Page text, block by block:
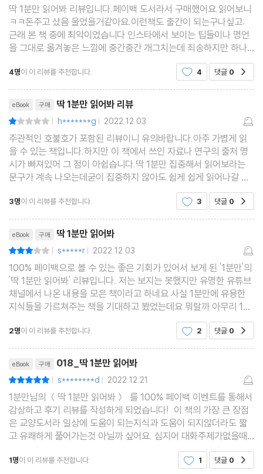
2장 딱 1분만 뺏는다
운동선수가 경기 도중 화장실이 급하면 어떡할까?
노래방 점수의 비밀
대통령 월급은 얼마일까?
청소년이 돌기형 콘돔을 사지 못하는 이유
중국인들은 왜 다 자기 거라고 우길까?
시식코너가 특별히 맛있는 이유
선생님은 방학 때 뭘 할까?
큰일 보는 중인데 휴지 없을 때 꿀팁
야동은 왜 불법일까?
101개도 아닌데 아파트는 왜 101동일까?
서울대 가는 가장 쉬운 방법
주민번호 뒷자리를 알려주면 안 되는 이유
코에 물이 들어가면 엄청 아픈 이유
김정은 재산은 얼마나 될까?
남녀 사이에 친구가 될 수 있을까?
세계 최고의 부자는 1분에 얼마나 벌까?
알고 보면 의외로 불법이 아닌 것들
엉덩이는 1개일까? 아니면 2개일까?
할머니들은 왜 뽀글이 파마를 할까?
홍길동 이름을 왜 예시로 쓸까?
왜 군복이 유행인 걸까?
중2병에 걸리는 이유
딱 1분만 읽어봐 리뷰입니다.페이백 도서라서 구매했어요.읽어보니
ㅋㅋ돈주고 샀음 울었을거같아요.이런책도 출간이 되는구나싶고;
근래 본 책 중에 최악이었습니다 인스타에서 보이는 팁들이나 명언
을 그대로 옮겨놓은 느낌에 중간중간 개그치는데 죄송하지만 하나
도 안웃겨요... 20년전쯤 초등학교앞 문방구에서 500원주고 파는
사오정, 최불암 시리즈 책 아시죠? 그런느낌입니다ㅎ
4명이 이 리뷰를 추천합니다. 4 댓글 0
eBook 구매 딱 1분만 읽어봐 리뷰
| h*******g | 2022.12.03
주관적인 호불호가 포함된 리뷰이니 유의바랍니다.아주 가볍게 읽
을 수 있는 책입니다.하지만 이 책에서 쓰인 자료나 연구의 출처 명
시가 빠져있어 그 점이 아쉽습니다.딱 1분만 집중해서 읽어보라는
문구가 계속 나오는데굳이 집중하지 않아도 쉽게 쉽게 읽어나갈 수
있습니다.페이백이란 좋은 이벤트로 읽을 수 있어서 다행이란 생각
이 들었습니다.책 내용이 궁금하신 분들은 그냥 유툽
3명이 이 리뷰를 추천합니다. 3 댓글 0
eBook 구매 딱 1분만 읽어봐
| s*****r | 2022.12.03
100% 페이백으로 볼 수 있는 좋은 기회가 있어서 보게 된 '1분만'의
'딱 1분만 읽어봐' 리뷰입니다. 저는 보지는 못했지만 유명한 유튜브
채널에서 나온 내용을 모은 책이라고 하네요 사실 1분만에 유용한
지식들을 가르쳐주는 책을 기대하고 봤었는데요 뭐랄까 아무리 1분
이라는 컨셉이지만 너무 깊이가 없고 겉핥기식이라는 느낌이 좀 있
긴 했습니다 그냥 항목의 제목만 봐도 대놓
2명이 이 리뷰를 추천합니다. 2 댓글 0
eBook 구매 018_딱 1분만 읽어봐
| s********d | 2022.12.21
1분만님의 ＜딱 1분만 읽어봐＞ 를 100% 페이백 이벤트를 통해서
감상하고 후기 리뷰를 작성하게 되었습니다! 이 책의 가장 큰 장점
은 교양도서라 일상에 도움이 되는지식과 도움이 되지않더라도 짧
고 유쾌하게 풀어가는것 아닐까 싶어요. 심지어 대화주제가없을때
이 도서를 읽고 알게된 지식을 다른이에게 풀어서 설명해주면서 즐
거움을 얻는것 일가양득 아닐까 싶다. 읽다 보면 궁
1명이 이 리뷰를 추천합니다. 1 댓글 0